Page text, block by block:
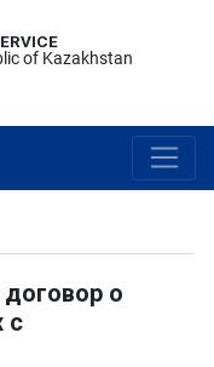
of Kazakhstan
о
с